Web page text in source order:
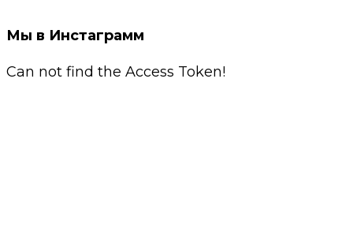
Мы в Инстаграмм
Can not find the Access Token!